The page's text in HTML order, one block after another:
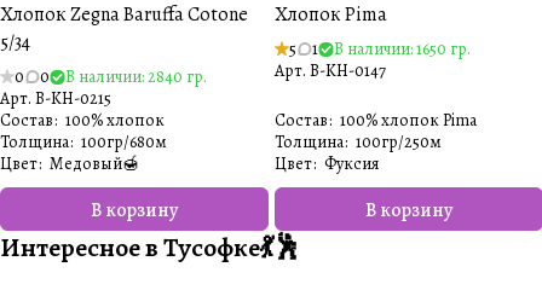
Хлопок Zegna Baruffa Cotone
5/34
0 0
В наличии: 2840 гр.
Арт. B-KH-0215
В корзину
Состав: 100% хлопок
Толщина: 100гр/680м
Цвет: Медовый🍯
Хлопок Pima
5 1
В наличии: 1650 гр.
Арт. B-KH-0147
В корзину
Состав: 100% хлопок Pima
Толщина: 100гр/250м
Цвет: Фуксия
Интересное в Тусофке💃🕺